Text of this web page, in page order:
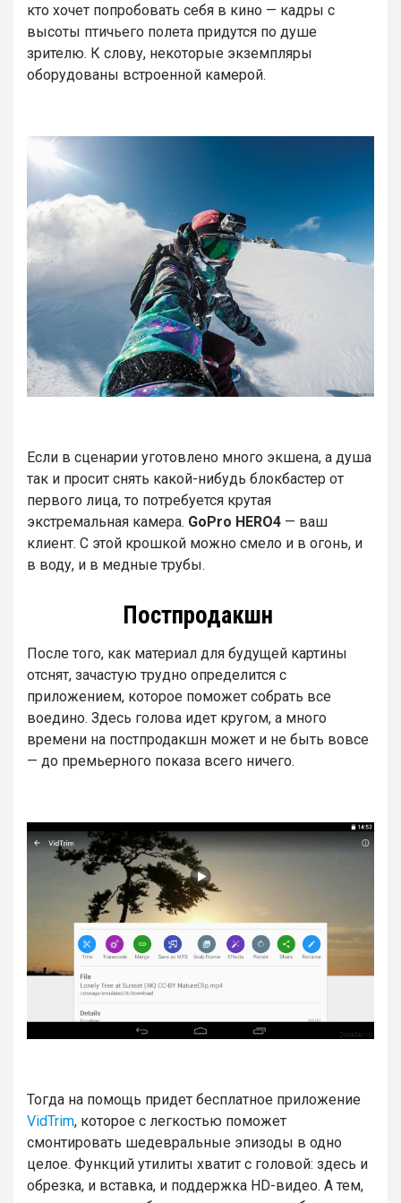
кто хочет попробовать себя в кино — кадры с
высоты птичьего полета придутся по душе
зрителю. К слову, некоторые экземпляры
оборудованы встроенной камерой.
Если в сценарии уготовлено много экшена, а душа
так и просит снять какой-нибудь блокбастер от
первого лица, то потребуется крутая
экстремальная камера. GoPro HERO4 — ваш
клиент. С этой крошкой можно смело и в огонь, и
в воду, и в медные трубы.
Постпродакшн
После того, как материал для будущей картины
отснят, зачастую трудно определится с
приложением, которое поможет собрать все
воедино. Здесь голова идет кругом, а много
времени на постпродакшн может и не быть вовсе
— до премьерного показа всего ничего.
Тогда на помощь придет бесплатное приложение
VidTrim, которое с легкостью поможет
смонтировать шедевральные эпизоды в одно
целое. Функций утилиты хватит с головой: здесь и
обрезка, и вставка, и поддержка HD-видео. А тем,